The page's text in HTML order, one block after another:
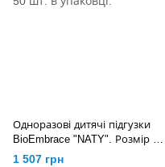
Одноразові дитячі підгузки
BioEmbrace "NATY". Розмір 3
(4-9 кг.), 50 шт. в упаковці.
1 507 грн